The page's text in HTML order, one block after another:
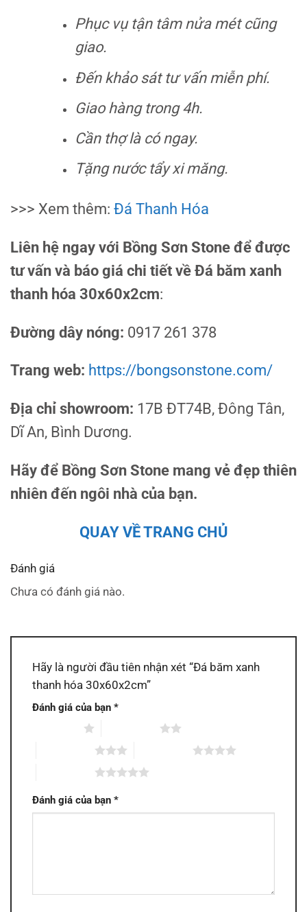
Phục vụ tận tâm nửa mét cũng
giao.
Đến khảo sát tư vấn miễn phí.
Giao hàng trong 4h.
Cần thợ là có ngay.
Tặng nước tẩy xi măng.
>>> Xem thêm: Đá Thanh Hóa
Liên hệ ngay với Bồng Sơn Stone để được
tư vấn và báo giá chi tiết về Đá băm xanh
thanh hóa 30x60x2cm:
Đường dây nóng: 0917 261 378
Trang web: https://bongsonstone.com/
Địa chỉ showroom: 17B ĐT74B, Đông Tân,
Dĩ An, Bình Dương.
Hãy để Bồng Sơn Stone mang vẻ đẹp thiên
nhiên đến ngôi nhà của bạn.
QUAY VỀ TRANG CHỦ
Đánh giá
Chưa có đánh giá nào.
Hãy là người đầu tiên nhận xét “Đá băm xanh
thanh hóa 30x60x2cm”
Đánh giá của bạn *
Đánh giá của bạn *